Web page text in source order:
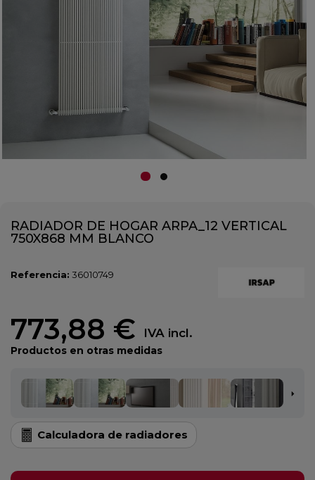
RADIADOR DE HOGAR ARPA_12 VERTICAL
750X868 MM BLANCO
Referencia: 36010749
773,88 € IVA incl.
Productos en otras medidas
Calculadora de radiadores